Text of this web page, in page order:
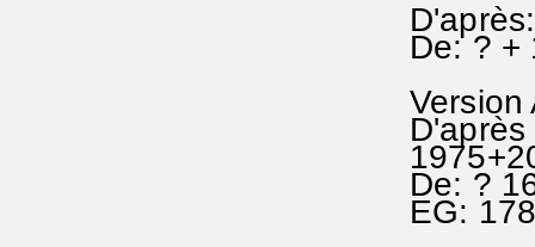
De: ? +
Version
De: ?
EG: